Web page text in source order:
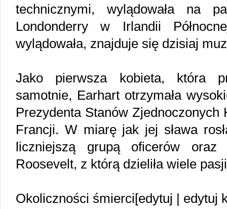
technicznymi, wylądowała na
Londonderry w Irlandii
wylądowała, znajduje się dzisiaj
Jako pierwsza kobieta, która
samotnie, Earhart otrzymała
Prezydenta Stanów
Francji. W miarę jak jej sława
liczniejszą grupą oficerów
Roosevelt, z którą dzieliła wiele
Okoliczności śmierci[edytuj | edytuj